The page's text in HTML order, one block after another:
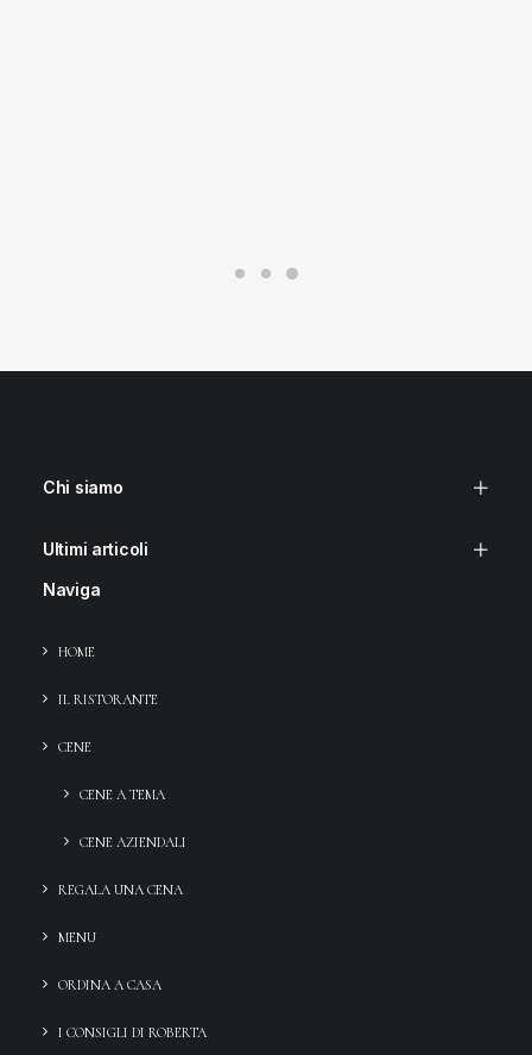
Chi siamo
Ultimi articoli
Naviga
HOME
IL RISTORANTE
CENE
CENE A TEMA
CENE AZIENDALI
REGALA UNA CENA
MENU
ORDINA A CASA
I CONSIGLI DI ROBERTA